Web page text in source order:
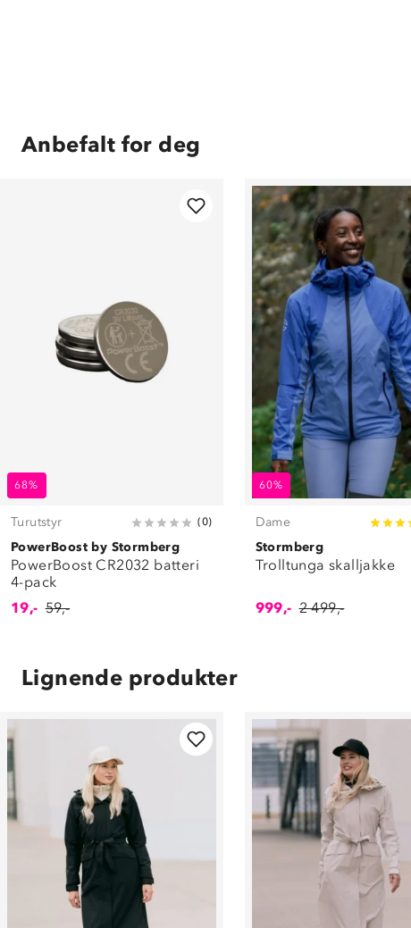
Anbefalt for deg
68%
Turutstyr (0)
PowerBoost by Stormberg
PowerBoost CR2032 batteri
4-pack
19,- 59,-
60%
Dame
Stormberg
Trolltunga skalljakke
999,- 2 499,-
Lignende produkter